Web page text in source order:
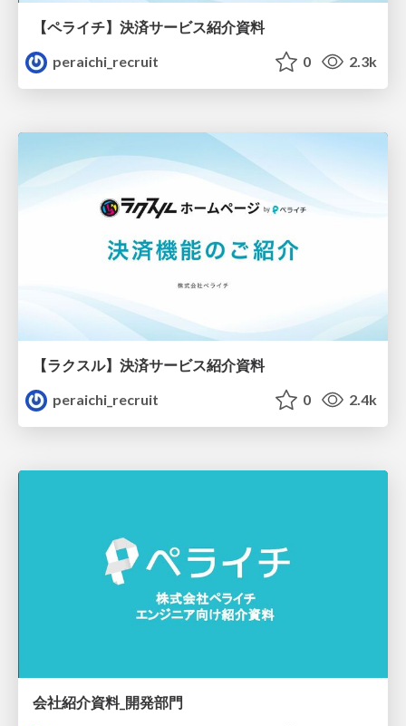
【ペライチ】決済サービス紹介資料
peraichi_recruit
0 2.3k
【ラクスル】決済サービス紹介資料
peraichi_recruit
0 2.4k
会社紹介資料_開発部門